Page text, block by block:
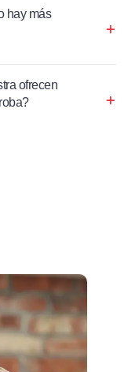
hay más
ofrecen